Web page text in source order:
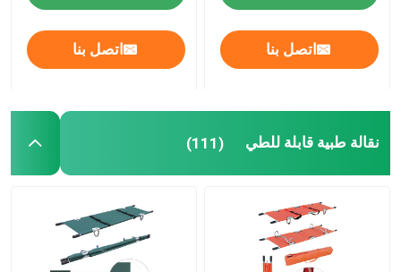
اتصل بنا اتصل بنا
نقالة طبية قابلة للطي (111)